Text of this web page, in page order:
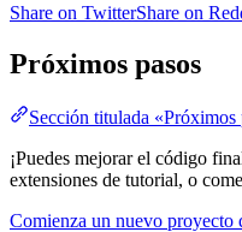
Share on TwitterShare on
Próximos pasos
Sección titulada «Próximos
¡Puedes mejorar el código
extensiones de tutorial, o
Comienza un nuevo proyecto